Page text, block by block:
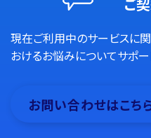
現在ご利用中のサービスに
おけるお悩みについてサポー
お問い合わせはこち